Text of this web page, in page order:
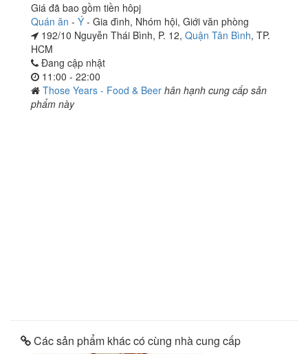
Giá đã bao gồm tiền hôpj
Quán ăn - Ý - Gia đình, Nhóm hội, Giới văn phòng
192/10 Nguyễn Thái Bình, P. 12, Quận Tân Bình, TP.
HCM
Đang cập nhật
11:00 - 22:00
Those Years - Food & Beer hân hạnh cung cấp sản
phẩm này
Các sản phẩm khác có cùng nhà cung cấp